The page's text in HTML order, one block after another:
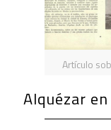
Artículo
Alquézar